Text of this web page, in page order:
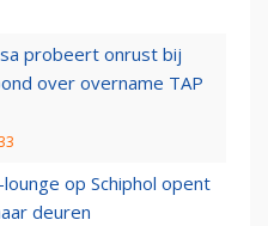
probeert onrust bij
over overname TAP
op Schiphol opent
deuren